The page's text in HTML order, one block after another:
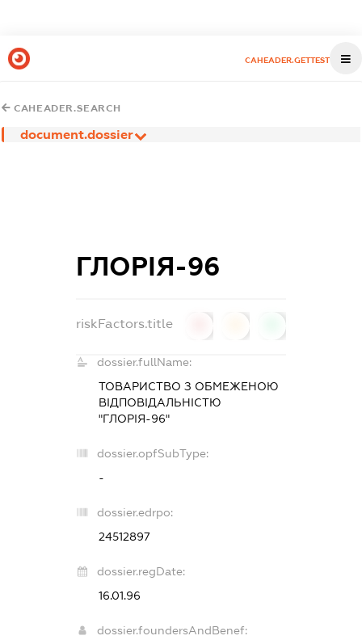
CAHEADER.GETTEST
CAHEADER.SEARCH
document.dossier
ГЛОРІЯ-96
riskFactors.title
dossier.fullName:
ТОВАРИСТВО З ОБМЕЖЕНОЮ
ВІДПОВІДАЛЬНІСТЮ
"ГЛОРІЯ-96"
dossier.opfSubType:
-
dossier.edrpo:
24512897
dossier.regDate:
16.01.96
dossier.foundersAndBenef: